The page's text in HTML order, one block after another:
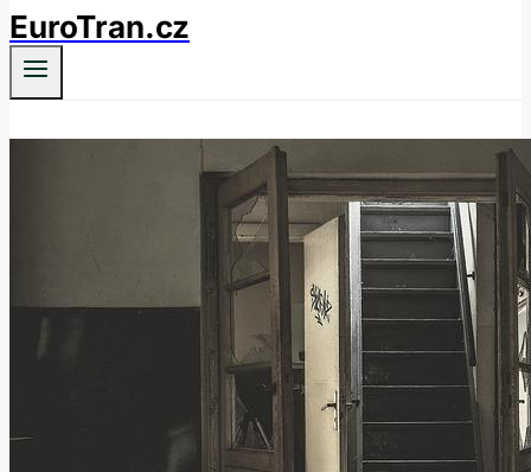
EuroTran.cz